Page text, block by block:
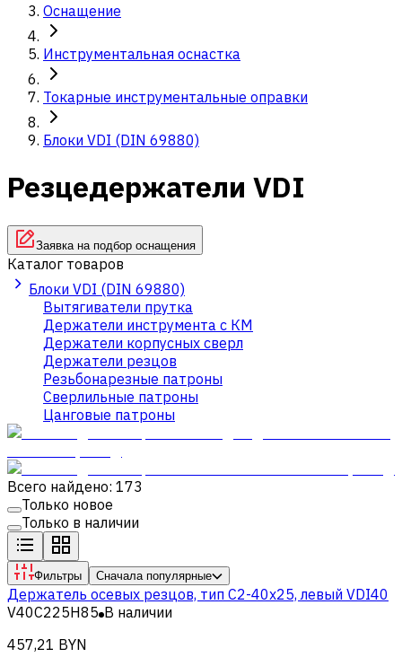
Оснащение
Инструментальная оснастка
Токарные инструментальные оправки
Блоки VDI (DIN 69880)
Резцедержатели VDI
Заявка на подбор оснащения
Каталог товаров
Блоки VDI (DIN 69880)
Вытягиватели прутка
Держатели инструмента с КМ
Держатели корпусных сверл
Держатели резцов
Резьбонарезные патроны
Сверлильные патроны
Цанговые патроны
Всего найдено: 173
Только новое
Только в наличии
Фильтры Сначала популярные
Держатель осевых резцов, тип C2-40x25, левый VDI40
V40C225H85 В наличии
457,21 BYN